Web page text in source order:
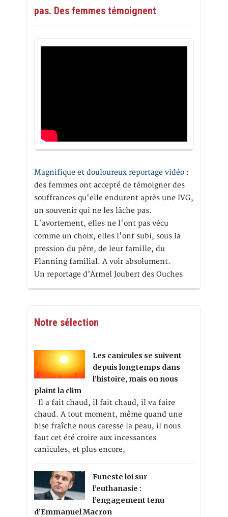
pas. Des femmes témoignent
Magnifique et douloureux reportage vidéo :
des femmes ont accepté de témoigner des
souffrances qu'elle endurent après une IVG,
un souvenir qui ne les lâche pas.
L'avortement, elles ne l'ont pas vécu
comme un choix, elles l'ont subi, sous la
pression du père, de leur famille, du
Planning familial. A voir absolument.
Un reportage d’Armel Joubert des Ouches
Notre sélection
Les canicules se suivent
depuis longtemps dans
l’histoire, mais on nous
plaint la clim
Il a fait chaud, il fait chaud, il va faire
chaud. A tout moment, même quand une
bise fraîche nous caresse la peau, il nous
faut cet été croire aux incessantes
canicules, et plus encore,
Funeste loi sur
l’euthanasie :
l’engagement tenu
d’Emmanuel Macron